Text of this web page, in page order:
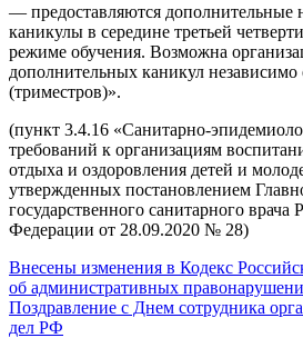
— предоставляются дополнительные
каникулы в середине третьей
режиме обучения. Возможна
дополнительных каникул независимо
(триместров)».
(пункт 3.4.16 «Санитарно-
требований к организациям
отдыха и оздоровления детей и
утвержденных постановлением
государственного санитарного врача
Федерации от 28.09.2020 № 28)
Внесены изменения в Кодекс
об административных
Поздравление с Днем сотрудника
дел РФ